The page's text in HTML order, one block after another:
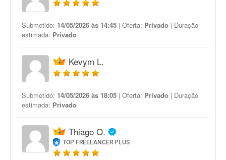
Submetido: 14/05/2026 às 14:45 | Oferta: Privado | Duração
estimada: Privado
Kevym L.
Submetido: 14/05/2026 às 18:05 | Oferta: Privado | Duração
estimada: Privado
Thiago O.
TOP FREELANCER PLUS